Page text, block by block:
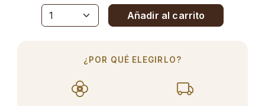
Añadir al carrito
¿POR QUÉ ELEGIRLO?